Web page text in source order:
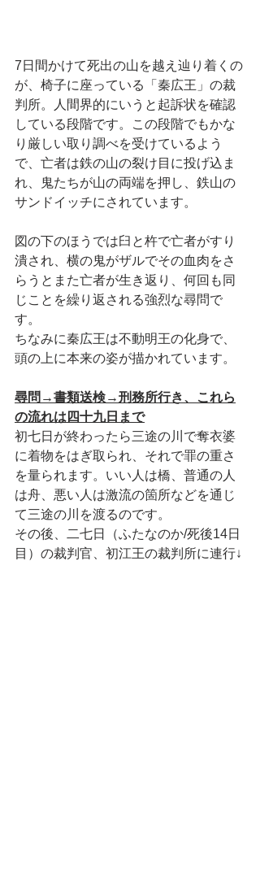
7日間かけて死出の山を越え辿り着くの
が、椅子に座っている「秦広王」の裁
判所。人間界的にいうと起訴状を確認
している段階です。この段階でもかな
り厳しい取り調べを受けているよう
で、亡者は鉄の山の裂け目に投げ込ま
れ、鬼たちが山の両端を押し、鉄山の
サンドイッチにされています。
図の下のほうでは臼と杵で亡者がすり
潰され、横の鬼がザルでその血肉をさ
らうとまた亡者が生き返り、何回も同
じことを繰り返される強烈な尋問で
す。
ちなみに秦広王は不動明王の化身で、
頭の上に本来の姿が描かれています。
尋問→書類送検→刑務所行き、これら
の流れは四十九日まで
初七日が終わったら三途の川で奪衣婆
に着物をはぎ取られ、それで罪の重さ
を量られます。いい人は橋、普通の人
は舟、悪い人は激流の箇所などを通じ
て三途の川を渡るのです。
その後、二七日（ふたなのか/死後14日
目）の裁判官、初江王の裁判所に連行↓